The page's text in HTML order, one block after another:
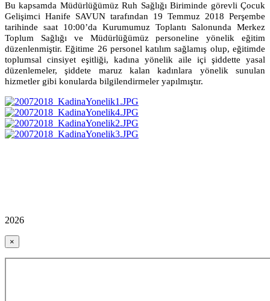
Bu kapsamda Müdürlüğümüz Ruh Sağlığı Biriminde görevli Çocuk
Gelişimci Hanife SAVUN tarafından 19 Temmuz 2018 Perşembe
tarihinde saat 10:00’da Kurumumuz Toplantı Salonunda Merkez
Toplum Sağlığı ve Müdürlüğümüz personeline yönelik eğitim
düzenlenmiştir. Eğitime 26 personel katılım sağlamış olup, eğitimde
toplumsal cinsiyet eşitliği, kadına yönelik aile içi şiddette yasal
düzenlemeler, şiddete maruz kalan kadınlara yönelik sunulan
hizmetler gibi konularda bilgilendirmeler yapılmıştır.
2026
×